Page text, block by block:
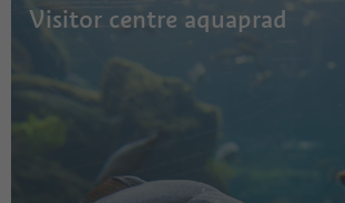
Visitor centre aquaprad